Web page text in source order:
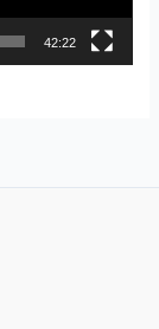
42:22